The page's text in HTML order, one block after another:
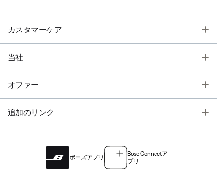
カスタマーケア
当社
オファー
追加のリンク
ボーズアプリ
Bose Connectア
プリ